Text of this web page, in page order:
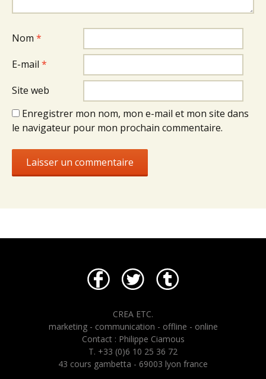
Nom *
E-mail *
Site web
Enregistrer mon nom, mon e-mail et mon site dans
le navigateur pour mon prochain commentaire.
CREA ETC.
marketing - communication - offline - online
Contact : Philippe Ciamous
T. +33 (0)6 10 25 36 72
43 cours gambetta - 69003 lyon france